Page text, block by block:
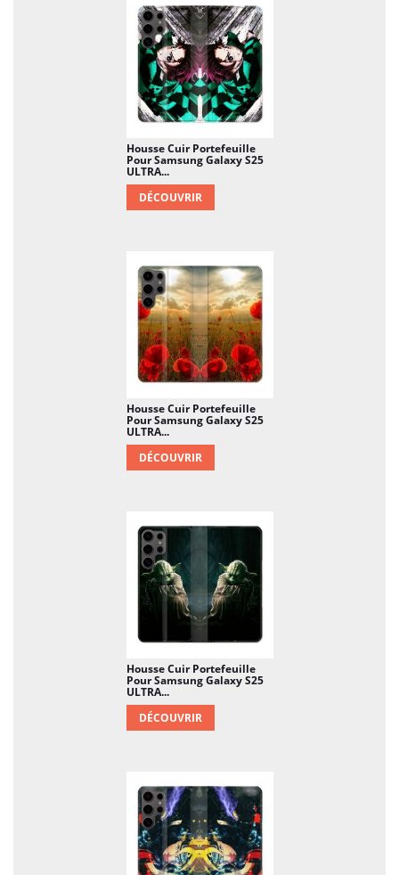
Housse Cuir Portefeuille
Pour Samsung Galaxy S25
ULTRA...
DÉCOUVRIR
Housse Cuir Portefeuille
Pour Samsung Galaxy S25
ULTRA...
DÉCOUVRIR
Housse Cuir Portefeuille
Pour Samsung Galaxy S25
ULTRA...
DÉCOUVRIR